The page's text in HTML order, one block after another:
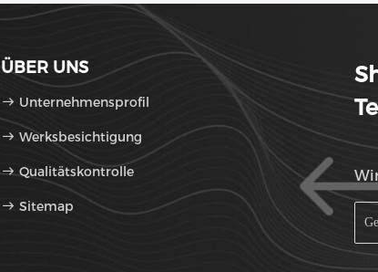
ÜBER UNS
Unternehmensprofil
Werksbesichtigung
Qualitätskontrolle
Sitemap